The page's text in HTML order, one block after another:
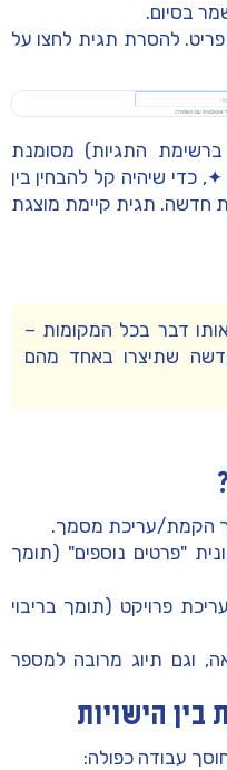
בסיום.
פריט. להסרת תגית לחצו על
ברשימת התגיות) מסומנת
✦, כדי שיהיה קל להבחין בין
חדשה. תגית קיימת מוצגת
דבר בכל המקומות –
שתיצרו באחד מהם
הקמת/עריכת מסמך.
"פרטים נוספים" (תומך
פרויקט (תומך בריבוי
וגם תיוג מרובה למספר
הישויות
עבודה כפולה: